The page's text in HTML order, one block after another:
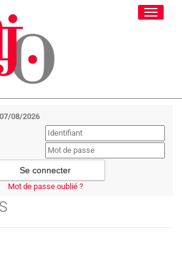
Toggle
08/2026
Mot de passe oublié ?